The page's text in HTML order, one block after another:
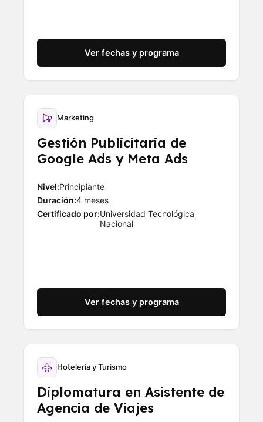
Ver fechas y programa
Marketing
Gestión Publicitaria de
Google Ads y Meta Ads
Nivel:Principiante
Duración:4 meses
Certificado por:Universidad Tecnológica
Nacional
Ver fechas y programa
Hotelería y Turismo
Diplomatura en Asistente de
Agencia de Viajes